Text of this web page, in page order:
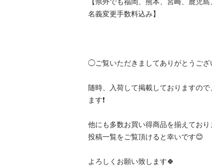
名義変更手数料込み】
◯ご覧いただきましてありがとうござ
随時、入荷して掲載しておりますの
ます❗️
他にも多数お買い得商品を揃えてお
投稿一覧をご覧頂けると幸いです😊
よろしくお願い致します🍀